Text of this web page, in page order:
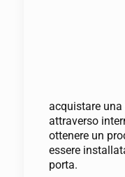
acquistare una
attraverso
ottenere un
essere
porta.